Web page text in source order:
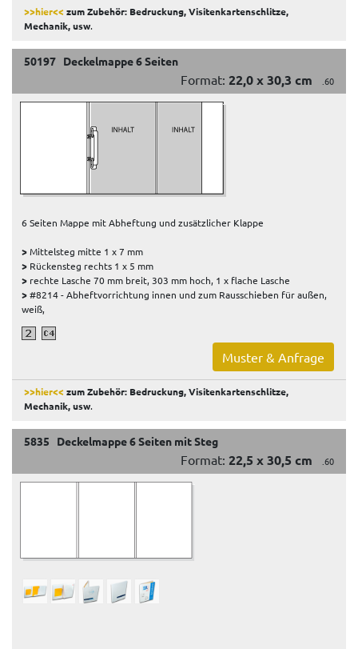
>>hier<<zum Zubehör: Bedruckung, Visitenkartenschlitze,
Mechanik, usw.
50197 Deckelmappe 6 Seiten
Format: 22,0 x 30,3 cm .60
6 Seiten Mappe mit Abheftung und zusätzlicher Klappe
>Mittelsteg mitte 1 x 7 mm
> Rückensteg rechts 1 x 5 mm
> rechte Lasche 70 mm breit, 303 mm hoch, 1 x flache Lasche
>#8214 - Abheftvorrichtung innen und zum Rausschieben für außen,
weiß,
Muster & Anfrage
>>hier<<zum Zubehör: Bedruckung, Visitenkartenschlitze,
Mechanik, usw.
5835 Deckelmappe 6 Seiten mit Steg
Format: 22,5 x 30,5 cm .60